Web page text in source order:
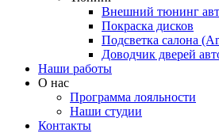
Внешний тюнинг
Покраска дисков
Подсветка салона
Доводчик дверей
Наши работы
О нас
Программа лояльности
Наши студии
Контакты